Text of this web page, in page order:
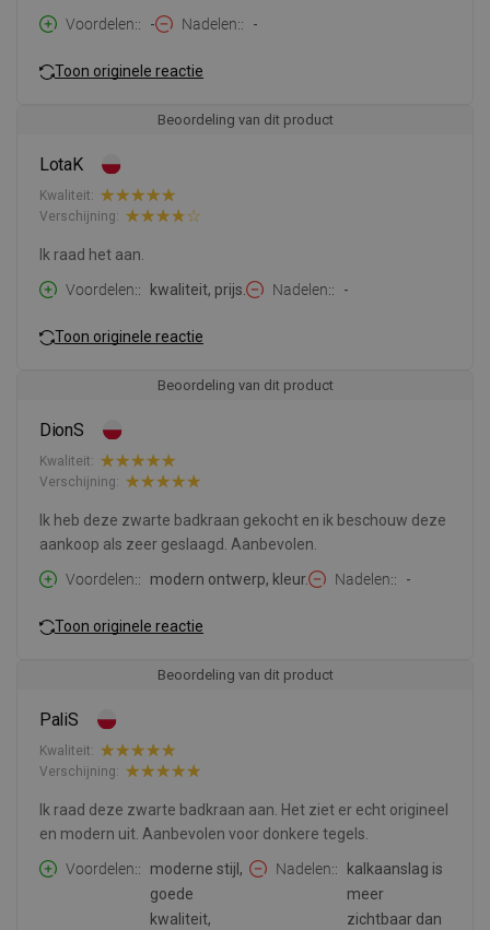
Voordelen:
- Nadelen: -
Toon originele reactie
Beoordeling van dit product
LotaK
Kwaliteit:
Verschijning:
Ik raad het aan.
Voordelen:
kwaliteit, prijs. Nadelen: -
Toon originele reactie
Beoordeling van dit product
DionS
Kwaliteit:
Verschijning:
Ik heb deze zwarte badkraan gekocht en ik beschouw deze
aankoop als zeer geslaagd. Aanbevolen.
Voordelen:
modern ontwerp, kleur. Nadelen: -
Toon originele reactie
Beoordeling van dit product
PaliS
Kwaliteit:
Verschijning:
Ik raad deze zwarte badkraan aan. Het ziet er echt origineel
en modern uit. Aanbevolen voor donkere tegels.
Voordelen:
moderne stijl,
goede
kwaliteit,
Nadelen:
kalkaanslag is
meer
zichtbaar dan